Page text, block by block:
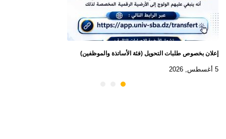
إعلان بخصوص طلبات التحويل (فئة الأساتذة والموظفين)
5 أغسطس, 2026